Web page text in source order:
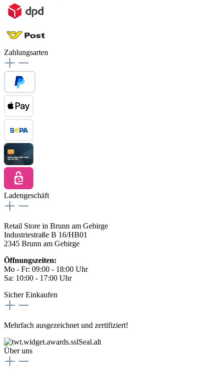
Zahlungsarten
Ladengeschäft
Retail Store in Brunn am Gebirge
Industriestraße B 16/HB01
2345 Brunn am Gebirge
Öffnungszeiten:
Mo - Fr: 09:00 - 18:00 Uhr
Sa: 10:00 - 17:00 Uhr
Sicher Einkaufen
Mehrfach ausgezeichnet und zertifiziert!
Über uns